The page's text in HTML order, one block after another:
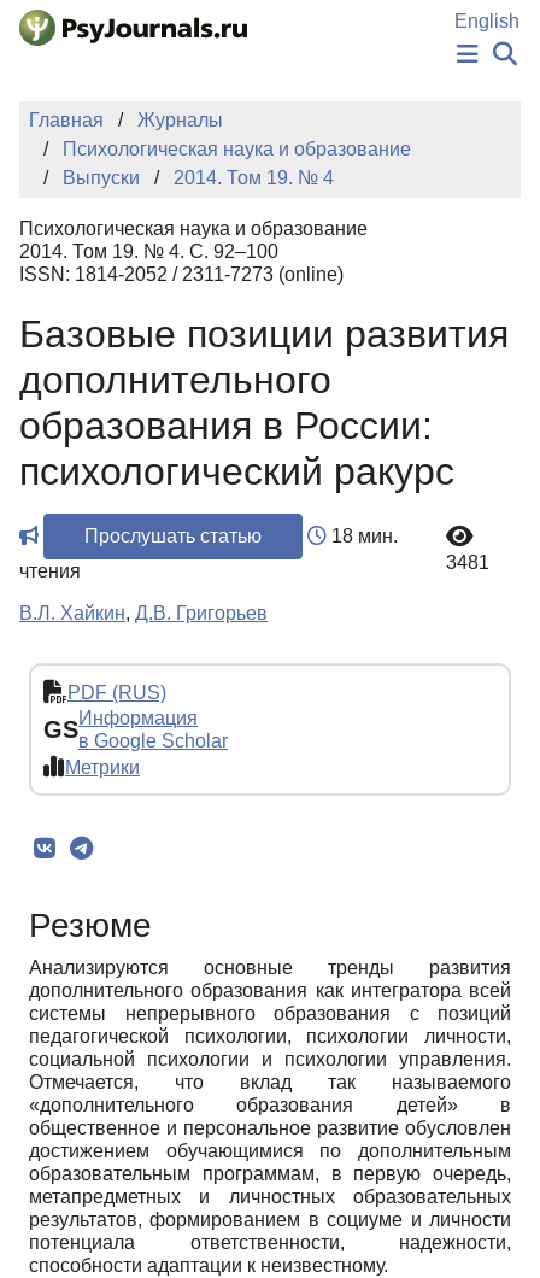
Перейти к основному содержанию
English
НОВОСТИ
ИЗДАНИЯ
АВТОРЫ
БАЗА ЗНАНИЙ
КЛЮЧЕВЫЕ СЛОВА
Регистрация
Главная
Журналы
Психологическая наука и образование
Выпуски
2014. Том 19. № 4
Психологическая наука и образование
2014. Том 19. № 4. С. 92–100
ISSN: 1814-2052 / 2311-7273 (online)
Базовые позиции развития
дополнительного
образования в России:
психологический ракурс
Прослушать статью
18 мин.
чтения
3481
В.Л. Хайкин, Д.В. Григорьев
PDF (RUS)
GSИнформация
в Google Scholar
Метрики
Резюме
Анализируются основные тренды развития
дополнительного образования как интегратора всей
системы непрерывного образования с позиций
педагогической психологии, психологии личности,
социальной психологии и психологии управления.
Отмечается, что вклад так называемого
«дополнительного образования детей» в
общественное и персональное развитие обусловлен
достижением обучающимися по дополнительным
образовательным программам, в первую очередь,
метапредметных и личностных образовательных
результатов, формированием в социуме и личности
потенциала ответственности, надежности,
способности адаптации к неизвестному.